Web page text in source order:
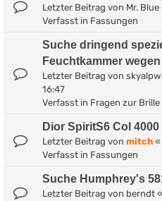
Letzter Beitrag von Mr. Blue
Verfasst in Fassungen
Suche dringend
Feuchtkammer
Letzter Beitrag von
16:47
Verfasst in Fragen zur Brille
Dior SpiritS6 Col 4000
Letzter Beitrag von mitch «
Verfasst in Fassungen
Suche Humphrey's
Letzter Beitrag von berndt «